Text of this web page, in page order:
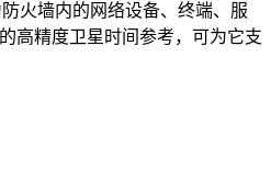
火墙内的网络设备、终端、服
高精度卫星时间参考，可为它支